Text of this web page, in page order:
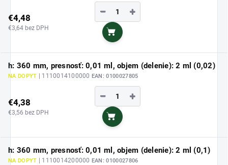
€4,48
€3,64 bez DPH
+
−
Do košíka
h: 360 mm, presnosť: 0,01 ml, objem (delenie): 2 ml (0,02)
NA DOPYT | 1110014100000 EAN: 0100027805
€4,38
€3,56 bez DPH
+
−
Do košíka
h: 360 mm, presnosť: 0,01 ml, objem (delenie): 2 ml (0,1)
NA DOPYT | 1110014200000 EAN: 0100027806